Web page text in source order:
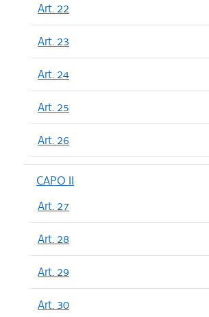
Art. 22
Art. 23
Art. 24
Art. 25
Art. 26
CAPO II
Art. 27
Art. 28
Art. 29
Art. 30